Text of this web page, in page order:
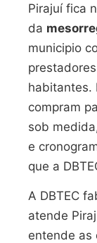
Pirajuí fica
da
municipio
habitantes.
compram
sob
e
que a
A DBTEC
atende
entende as